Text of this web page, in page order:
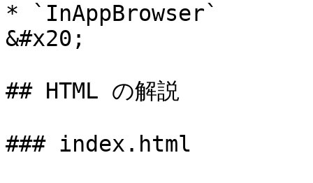
* `InAppBrowser`
&#x20;
## HTML の解説
### index.html